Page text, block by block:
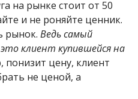
на рынке стоит от 50
и не роняйте ценник.
рынок. Ведь самый
клиент купившейся на
понизит цену, клиент
не ценой, а